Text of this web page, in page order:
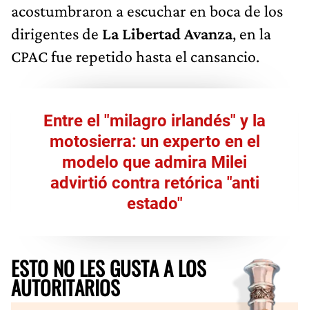
acostumbraron a escuchar en boca de los
dirigentes de La Libertad Avanza, en la
CPAC fue repetido hasta el cansancio.
Entre el "milagro irlandés" y la
motosierra: un experto en el
modelo que admira Milei
advirtió contra retórica "anti
estado"
ESTO NO LES GUSTA A LOS
AUTORITARIOS